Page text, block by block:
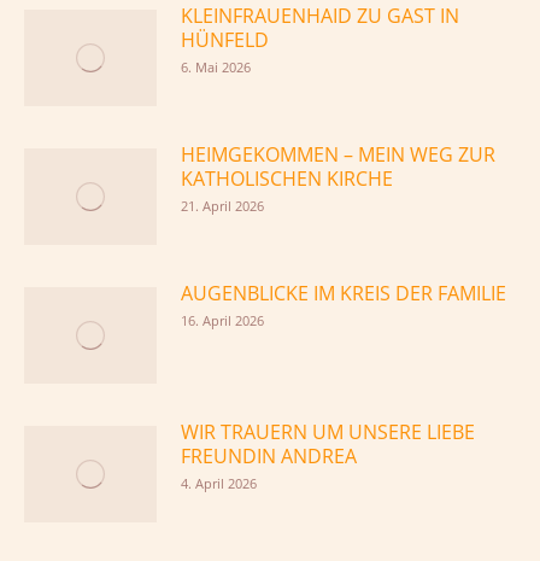
KLEINFRAUENHAID ZU GAST IN
HÜNFELD
6. Mai 2026
HEIMGEKOMMEN – MEIN WEG ZUR
KATHOLISCHEN KIRCHE
21. April 2026
AUGENBLICKE IM KREIS DER FAMILIE
16. April 2026
WIR TRAUERN UM UNSERE LIEBE
FREUNDIN ANDREA
4. April 2026